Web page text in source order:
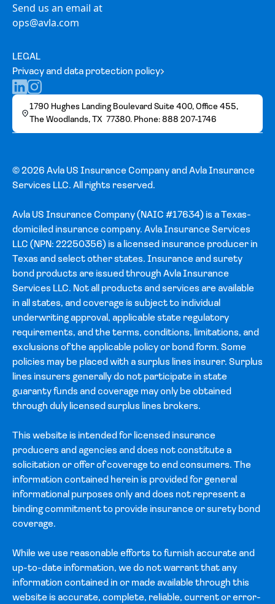
Send us an email at
ops@avla.com
LEGAL
Privacy and data protection policy
1790 Hughes Landing Boulevard Suite 400, Office 455,
The Woodlands, TX 77380. Phone: 888 207-1746
© 2026 Avla US Insurance Company and Avla Insurance
Services LLC. All rights reserved.
Avla US Insurance Company (NAIC #17634) is a Texas-
domiciled insurance company. Avla Insurance Services
LLC (NPN: 22250356) is a licensed insurance producer in
Texas and select other states. Insurance and surety
bond products are issued through Avla Insurance
Services LLC. Not all products and services are available
in all states, and coverage is subject to individual
underwriting approval, applicable state regulatory
requirements, and the terms, conditions, limitations, and
exclusions of the applicable policy or bond form. Some
policies may be placed with a surplus lines insurer. Surplus
lines insurers generally do not participate in state
guaranty funds and coverage may only be obtained
through duly licensed surplus lines brokers.
This website is intended for licensed insurance
producers and agencies and does not constitute a
solicitation or offer of coverage to end consumers. The
information contained herein is provided for general
informational purposes only and does not represent a
binding commitment to provide insurance or surety bond
coverage.
While we use reasonable efforts to furnish accurate and
up-to-date information, we do not warrant that any
information contained in or made available through this
website is accurate, complete, reliable, current or error-